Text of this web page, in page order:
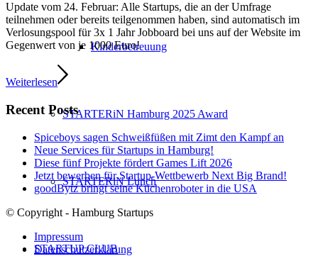
Kinderbetreuung
STARTERiN Hamburg 2025 Award
STARTERiN Lunch
STARTUP CLUB
Update vom 24. Februar: Alle Startups, die an der Umfrage
teilnehmen oder bereits teilgenommen haben, sind automatisch im
Verlosungspool für 3x 1 Jahr Jobboard bei uns auf der Website im
Gegenwert von je 1000 Euro!
Weiterlesen
Recent Posts
Spiceboys sagen Schweißfüßen mit Zimt den Kampf an
Neue Services für Startups in Hamburg!
Diese fünf Projekte fördert Games Lift 2026
Jetzt bewerben für Startup-Wettbewerb Next Big Brand!
goodBytz bringt seine Küchenroboter in die USA
© Copyright - Hamburg Startups
Impressum
Datenschutzerklärung